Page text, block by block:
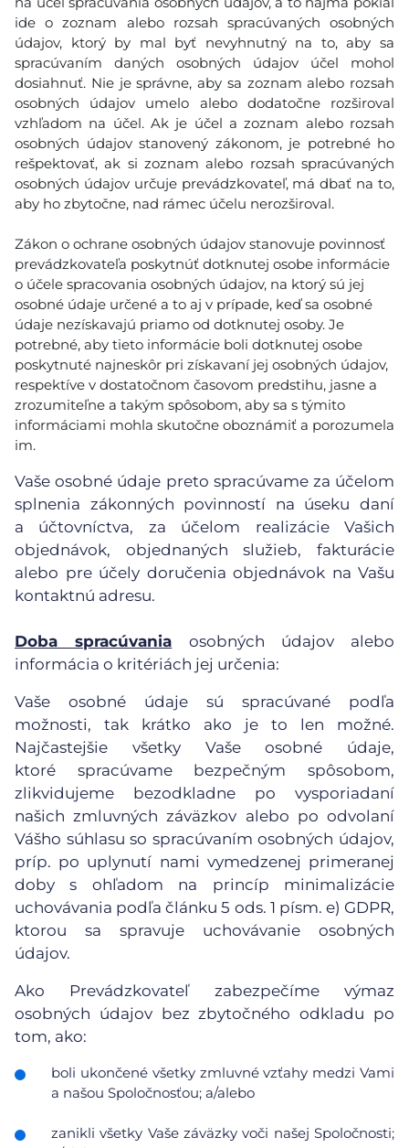
ide o zoznam alebo rozsah spracúvaných osobných
údajov, ktorý by mal byť nevyhnutný na to, aby sa
spracúvaním daných osobných údajov účel mohol
dosiahnuť. Nie je správne, aby sa zoznam alebo rozsah
osobných údajov umelo alebo dodatočne rozširoval
vzhľadom na účel. Ak je účel a zoznam alebo rozsah
osobných údajov stanovený zákonom, je potrebné ho
rešpektovať, ak si zoznam alebo rozsah spracúvaných
osobných údajov určuje prevádzkovateľ, má dbať na to,
aby ho zbytočne, nad rámec účelu nerozširoval.
Zákon o ochrane osobných údajov stanovuje povinnosť
prevádzkovateľa poskytnúť dotknutej osobe informácie
o účele spracovania osobných údajov, na ktorý sú jej
osobné údaje určené a to aj v prípade, keď sa osobné
údaje nezískavajú priamo od dotknutej osoby. Je
potrebné, aby tieto informácie boli dotknutej osobe
poskytnuté najneskôr pri získavaní jej osobných údajov,
respektíve v dostatočnom časovom predstihu, jasne a
zrozumiteľne a takým spôsobom, aby sa s týmito
informáciami mohla skutočne oboznámiť a porozumela
im.
Vaše osobné údaje preto spracúvame za účelom
splnenia zákonných povinností na úseku daní
a účtovníctva, za účelom realizácie Vašich
objednávok, objednaných služieb, fakturácie
alebo pre účely doručenia objednávok na Vašu
kontaktnú adresu.
Doba spracúvania osobných údajov alebo
informácia o kritériách jej určenia:
Vaše osobné údaje sú spracúvané podľa
možnosti, tak krátko ako je to len možné.
Najčastejšie všetky Vaše osobné údaje,
ktoré spracúvame bezpečným spôsobom,
zlikvidujeme bezodkladne po vysporiadaní
našich zmluvných záväzkov alebo po odvolaní
Vášho súhlasu so spracúvaním osobných údajov,
príp. po uplynutí nami vymedzenej primeranej
doby s ohľadom na princíp minimalizácie
uchovávania podľa článku 5 ods. 1 písm. e) GDPR,
ktorou sa spravuje uchovávanie osobných
údajov.
Ako Prevádzkovateľ zabezpečíme výmaz
osobných údajov bez zbytočného odkladu po
tom, ako:
boli ukončené všetky zmluvné vzťahy medzi Vami
a našou Spoločnosťou; a/alebo
zanikli všetky Vaše záväzky voči našej Spoločnosti;